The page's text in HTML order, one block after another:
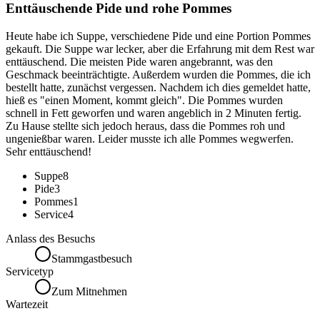
Enttäuschende Pide und rohe Pommes
Heute habe ich Suppe, verschiedene Pide und eine Portion Pommes
gekauft. Die Suppe war lecker, aber die Erfahrung mit dem Rest war
enttäuschend. Die meisten Pide waren angebrannt, was den
Geschmack beeinträchtigte. Außerdem wurden die Pommes, die ich
bestellt hatte, zunächst vergessen. Nachdem ich dies gemeldet hatte,
hieß es "einen Moment, kommt gleich". Die Pommes wurden
schnell in Fett geworfen und waren angeblich in 2 Minuten fertig.
Zu Hause stellte sich jedoch heraus, dass die Pommes roh und
ungenießbar waren. Leider musste ich alle Pommes wegwerfen.
Sehr enttäuschend!
Suppe8
Pide3
Pommes1
Service4
Anlass des Besuchs
Stammgastbesuch
Servicetyp
Zum Mitnehmen
Wartezeit